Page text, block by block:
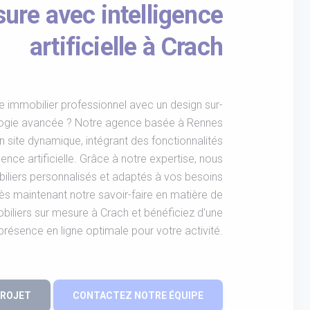
avec intelligence
artificielle à Crach
immobilier professionnel avec un design sur-
avancée ? Notre agence basée à Rennes
site dynamique, intégrant des fonctionnalités
artificielle. Grâce à notre expertise, nous
personnalisés et adaptés à vos besoins
maintenant notre savoir-faire en matière de
sur mesure à Crach et bénéficiez d'une
en ligne optimale pour votre activité.
CONTACTEZ NOTRE ÉQUIPE